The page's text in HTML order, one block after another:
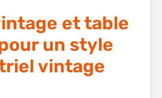
et table
un style
vintage